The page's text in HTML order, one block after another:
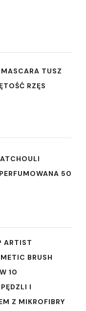
TUSZ
RZĘS
50
ARTIST
BRUSH
10
I
Z MIKROFIBRY